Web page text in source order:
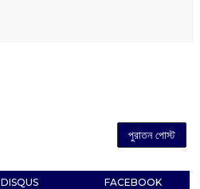
পুরাতন পোস্ট
DISQUS FACEBOOK